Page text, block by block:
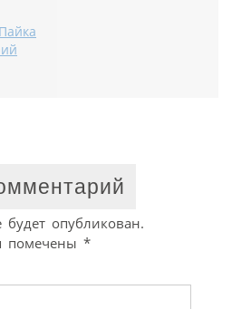
Пайка
опубликован.
помечены *